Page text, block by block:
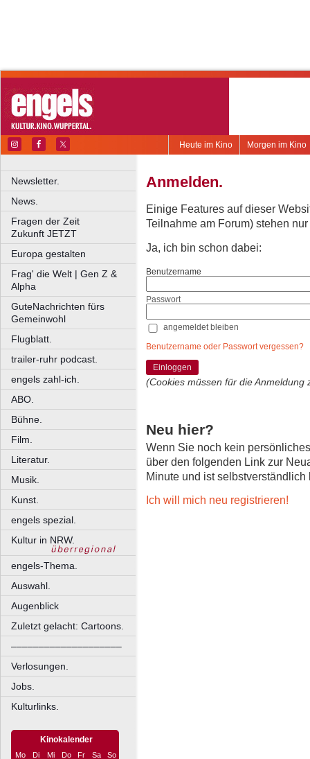
Morgen im Kino
Heute im Kino
Newsletter.
News.
Fragen der Zeit
Zukunft JETZT
Europa gestalten
Frag' die Welt | Gen Z &
Alpha
GuteNachrichten fürs
Gemeinwohl
Flugblatt.
trailer-ruhr podcast.
engels zahl-ich.
ABO.
Bühne.
Film.
Literatur.
Musik.
Kunst.
engels spezial.
Kultur in NRW.
engels-Thema.
Auswahl.
Augenblick
Zuletzt gelacht: Cartoons.
––––––––––––––––––––
Verlosungen.
Jobs.
Kulturlinks.
Kinokalender
Mo Di Mi Do Fr Sa
So
Anmelden.
Einige Features auf dieser
Teilnahme am Forum) stehen
Ja, ich bin schon dabei:
Benutzername
Passwort
angemeldet bleiben
Benutzername oder Passwort vergessen?
Einloggen
(Cookies müssen für die Anmeldung
Neu hier?
Wenn Sie noch kein
über den folgenden Link zur
Minute und ist selbstverständlich
Ich will mich neu registrieren!